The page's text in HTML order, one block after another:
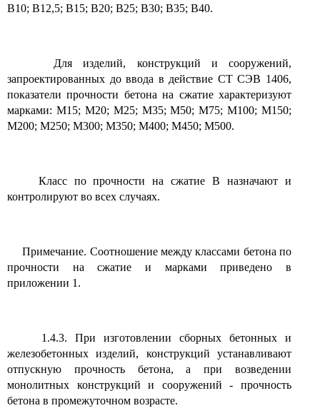
В10; В12,5; В15; В20; В25; В30; В35; В40.
Для изделий, конструкций и сооружений,
запроектированных до ввода в действие СТ СЭВ 1406,
показатели прочности бетона на сжатие характеризуют
марками: М15; М20; М25; М35; М50; М75; М100; М150;
М200; М250; М300; М350; М400; М450; М500.
Класс по прочности на сжатие В назначают и
контролируют во всех случаях.
Примечание. Соотношение между классами бетона по
прочности на сжатие и марками приведено в
приложении 1.
1.4.3. При изготовлении сборных бетонных и
железобетонных изделий, конструкций устанавливают
отпускную прочность бетона, а при возведении
монолитных конструкций и сооружений - прочность
бетона в промежуточном возрасте.